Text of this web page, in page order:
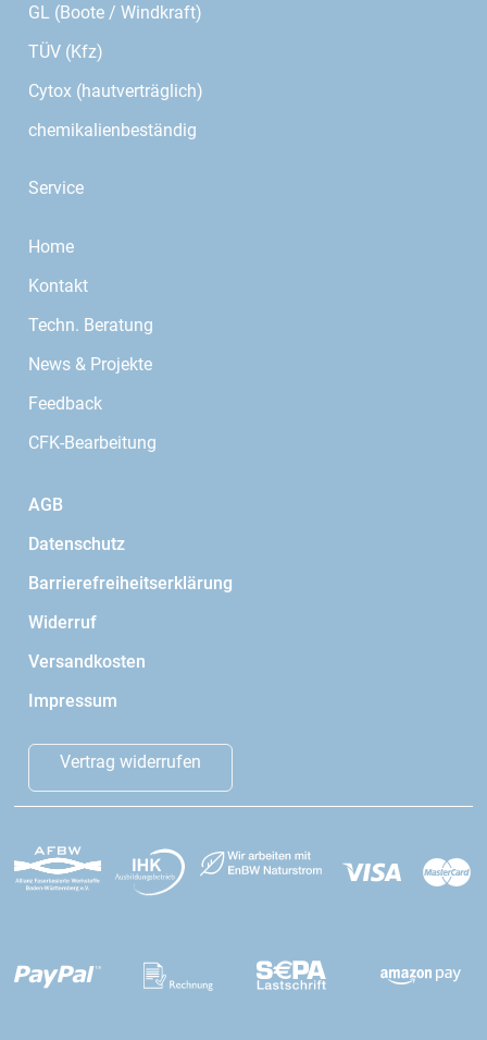
GL (Boote / Windkraft)
TÜV (Kfz)
Cytox (hautverträglich)
chemikalienbeständig
Service
Home
Kontakt
Techn. Beratung
News & Projekte
Feedback
CFK-Bearbeitung
AGB
Datenschutz
Barrierefreiheitserklärung
Widerruf
Versandkosten
Impressum
Vertrag widerrufen